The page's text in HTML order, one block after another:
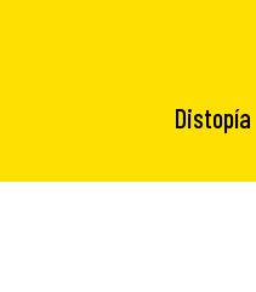
Distopía